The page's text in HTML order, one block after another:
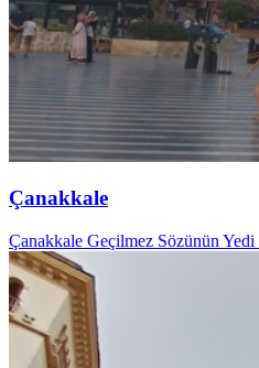
Çanakkale
Çanakkale Geçilmez Sözünün